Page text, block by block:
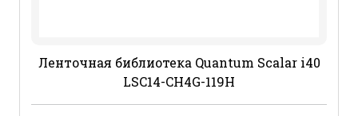
Ленточная библиотека Quantum Scalar i40
LSC14-CH4G-119H